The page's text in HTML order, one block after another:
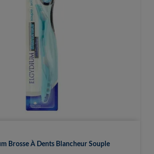
Brosse À Dents Blancheur Souple